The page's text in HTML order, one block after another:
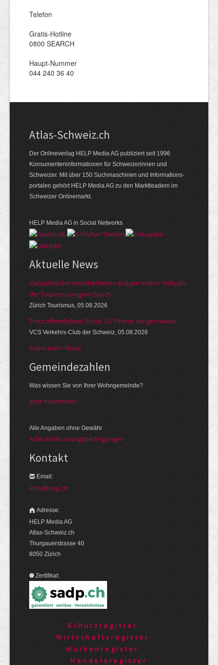
Telefon
Gratis-Hotline
0800 SEARCH
Haupt-Nummer
044 240 36 40
Atlas-Schweiz.ch
Der Onlineverlag HELP Media AG publiziert seit 1996
Konsumenten­infor­mationen für Schwei­zerinnen und
Schweizer. Mit über 150 Such­ma­schinen und Infor­mations­
portalen gehört HELP Media AG zu den Markt­leadern im
Schweizer Onlinemarkt.
HELP Media AG in Social Networks
Aktuelle News
Geopolitische Unsicherheiten prägen erstes Halbjahr
der Tourismusregion Zürich
Zürich Tourismus, 05.08.2026
Trotz öffentlichem Druck: ÖV-Preise steigen weiter
VCS Verkehrs-Club der Schweiz, 05.08.2026
Siehe mehr News
Gemeinde­zahlen
Was wissen Sie von Ihrer Wohngemeinde?
Jetzt informieren
Alle Angaben ohne Gewähr
AGB und Nutzungsbedingungen
Kontakt
Email:
info@help.ch
Adresse:
HELP Media AG
Atlas-Schweiz.ch
Thurgauerstrasse 40
8050 Zürich
Zertifikat:
Schutzregister
Wirtschaftsregister
Markenregister
Handelsregister